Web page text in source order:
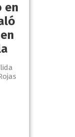
en